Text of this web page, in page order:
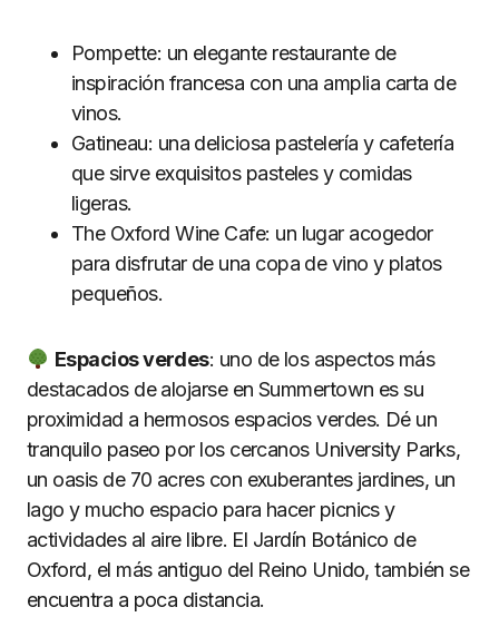
Pompette: un elegante restaurante de
inspiración francesa con una amplia carta de
vinos.
Gatineau: una deliciosa pastelería y cafetería
que sirve exquisitos pasteles y comidas
ligeras.
The Oxford Wine Cafe: un lugar acogedor
para disfrutar de una copa de vino y platos
pequeños.
Espacios verdes: uno de los aspectos más
destacados de alojarse en Summertown es su
proximidad a hermosos espacios verdes. Dé un
tranquilo paseo por los cercanos University Parks,
un oasis de 70 acres con exuberantes jardines, un
lago y mucho espacio para hacer picnics y
actividades al aire libre. El Jardín Botánico de
Oxford, el más antiguo del Reino Unido, también se
encuentra a poca distancia.